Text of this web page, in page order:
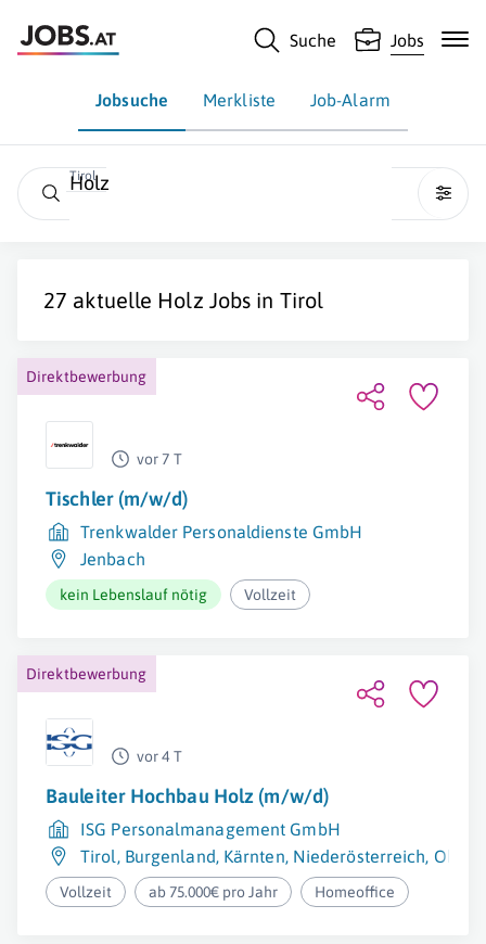
Suche Jobs
Jobsuche Merkliste Job-Alarm
Tirol
Holz
27 aktuelle Holz Jobs in Tirol
Direktbewerbung
vor 7 T
Tischler (m/w/d)
Trenkwalder Personaldienste GmbH
Jenbach
kein Lebenslauf nötig Vollzeit
Direktbewerbung
vor 4 T
Bauleiter Hochbau Holz (m/w/d)
ISG Personalmanagement GmbH
Tirol, Burgenland, Kärnten, Niederösterreich,
Vollzeit ab 75.000€ pro Jahr Homeoffice